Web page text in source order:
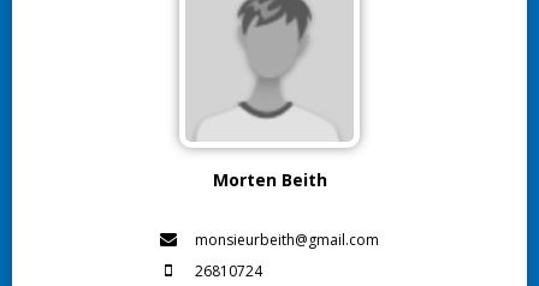
Morten Beith
monsieurbeith@gmail.com
26810724